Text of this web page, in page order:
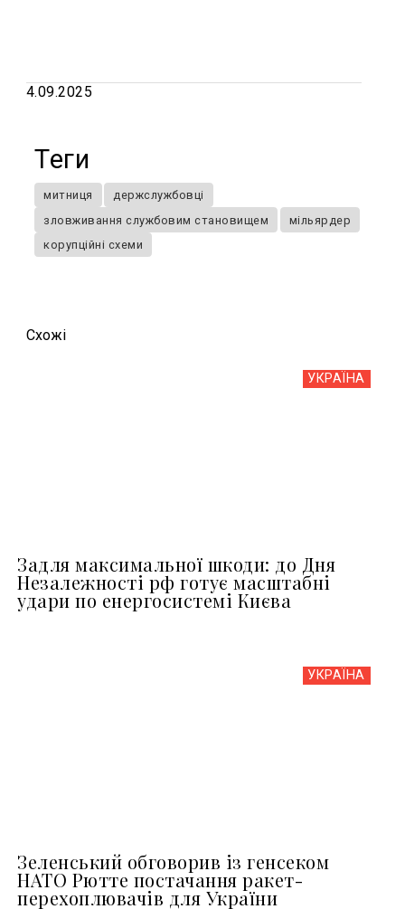
4.09.2025
Теги
митниця
держслужбовці
зловживання службовим становищем
мільярдер
корупційні схеми
Схожi
УКРАЇНА
Задля максимальної шкоди: до Дня
Незалежності рф готує масштабні
удари по енергосистемі Києва
УКРАЇНА
Зеленський обговорив із генсеком
НАТО Рютте постачання ракет-
перехоплювачів для України